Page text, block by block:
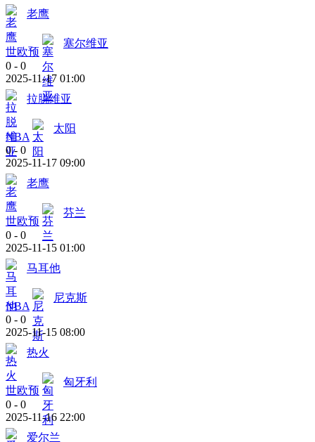
老鹰
世欧预
塞尔维亚
0 - 0
2025-11-17 01:00
拉脱维亚
NBA
太阳
0 - 0
2025-11-17 09:00
老鹰
世欧预
芬兰
0 - 0
2025-11-15 01:00
马耳他
NBA
尼克斯
0 - 0
2025-11-15 08:00
热火
世欧预
匈牙利
0 - 0
2025-11-16 22:00
爱尔兰